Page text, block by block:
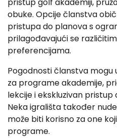
pristup golf akademiji,
obuke. Opcije članstva
pristupa do planova s
prilagođavajući se
preferencijama.
Pogodnosti članstva mogu
za programe akademije,
lekcije i ekskluzivan
Neka igrališta također
može biti korisno za one
programe.